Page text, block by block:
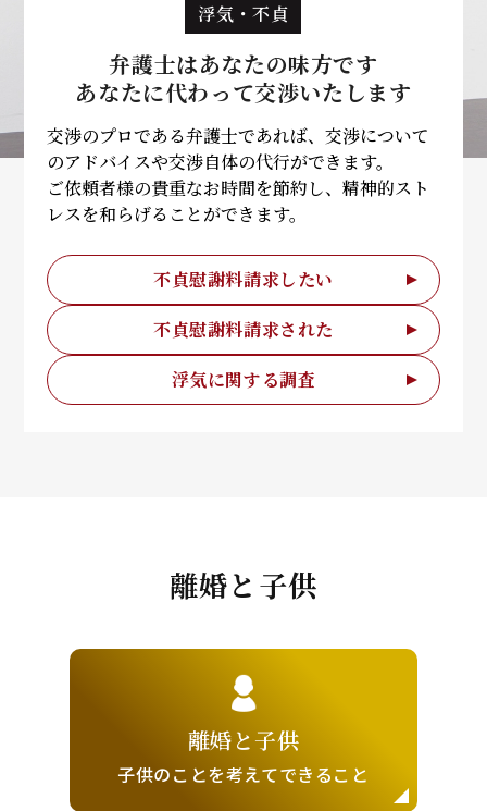
浮気・不貞
弁護士はあなたの味方です
あなたに代わって交渉いたします
交渉のプロである弁護士であれば、交渉について
のアドバイスや交渉自体の代行ができます。
ご依頼者様の貴重なお時間を節約し、精神的スト
レスを和らげることができます。
不貞慰謝料請求したい
不貞慰謝料請求された
浮気に関する調査
離婚と子供
離婚と子供
子供のことを考えてできること